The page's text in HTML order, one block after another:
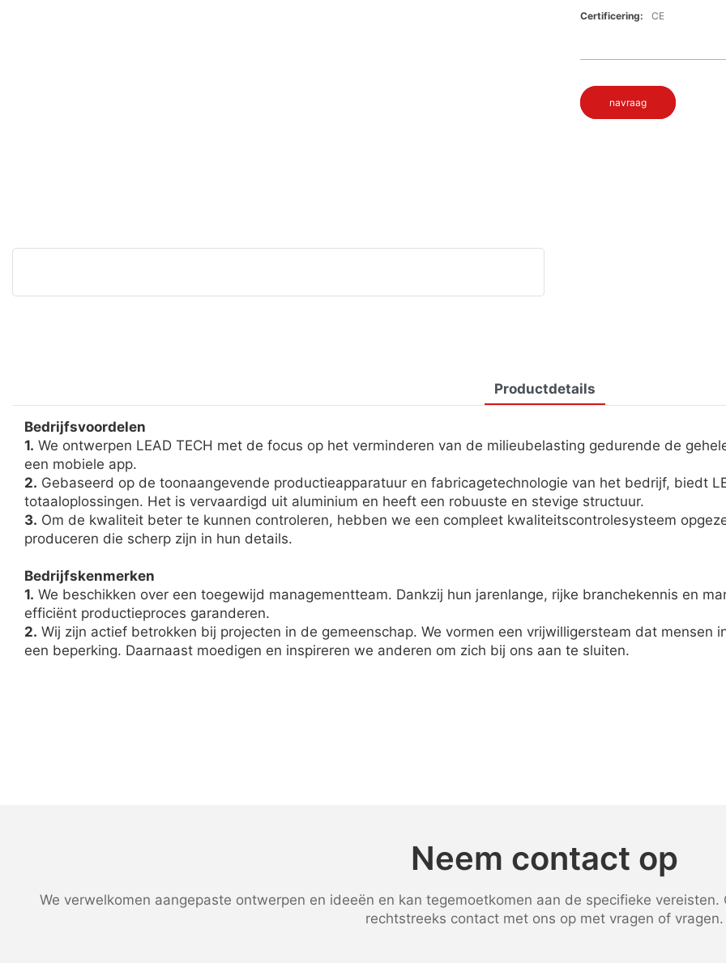
Certificering:
CE
navraag
Productdetails
Bedrijfsvoordelen
1. We ontwerpen LEAD TECH met de focus op het verminderen van de milieubelasting gedurende de
een mobiele app.
2. Gebaseerd op de toonaangevende productieapparatuur en fabricagetechnologie van het bedrijf, biedt
totaaloplossingen. Het is vervaardigd uit aluminium en heeft een robuuste en stevige structuur.
3. Om de kwaliteit beter te kunnen controleren, hebben we een compleet kwaliteitscontrolesysteem
produceren die scherp zijn in hun details.
Bedrijfskenmerken
1. We beschikken over een toegewijd managementteam. Dankzij hun jarenlange, rijke branchekennis en
efficiënt productieproces garanderen.
2. Wij zijn actief betrokken bij projecten in de gemeenschap. We vormen een vrijwilligersteam dat mensen
een beperking. Daarnaast moedigen en inspireren we anderen om zich bij ons aan te sluiten.
Neem contact op
We verwelkomen aangepaste ontwerpen en ideeën en kan tegemoetkomen aan de specifieke
rechtstreeks contact met ons op met vragen of vragen.